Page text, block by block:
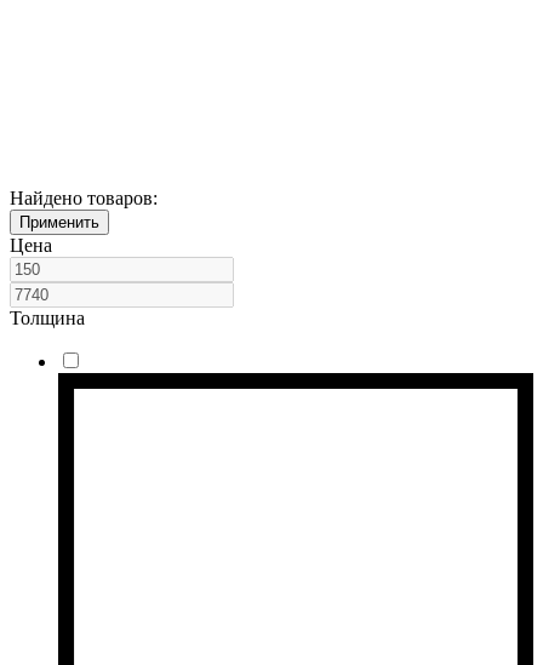
Найдено товаров:
Применить
Цена
Толщина